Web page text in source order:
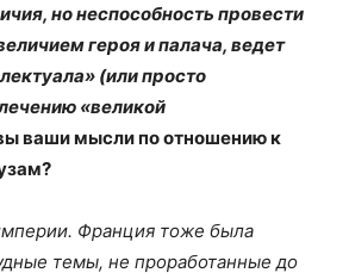
но неспособность провести
героя и палача, ведет
(или просто
«великой
ваши мысли по отношению к
Франция тоже была
темы, не проработанные до